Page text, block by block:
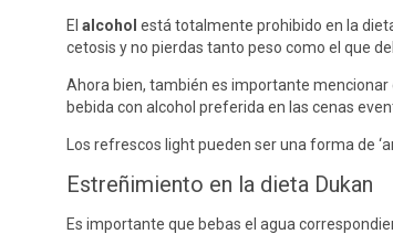
El alcohol está totalmente prohibido en la
cetosis y no pierdas tanto peso como el que
Ahora bien, también es importante
bebida con alcohol preferida en las cenas
Los refrescos light pueden ser una forma de
Estreñimiento en la dieta Dukan
Es importante que bebas el agua